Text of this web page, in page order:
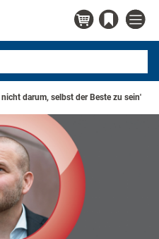
darum, selbst der Beste zu sein'